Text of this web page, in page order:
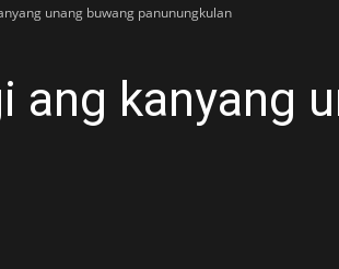
unang buwang panunungkulan
ang kanyang